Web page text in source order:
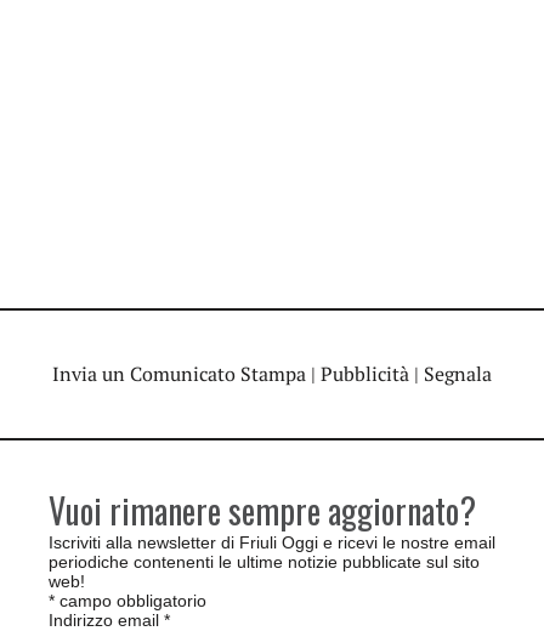
Invia un Comunicato Stampa | Pubblicità | Segnala
Vuoi rimanere sempre aggiornato?
Iscriviti alla newsletter di Friuli Oggi e ricevi le nostre email
periodiche contenenti le ultime notizie pubblicate sul sito
web!
* campo obbligatorio
Indirizzo email *